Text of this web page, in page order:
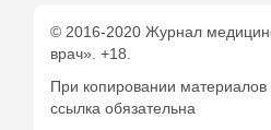
© 2016-2020 Журнал
врач». +18.
При копировании материалов
ссылка обязательна